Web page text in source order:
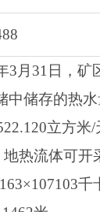
3月31日，
中储存的热
立方
热流体可